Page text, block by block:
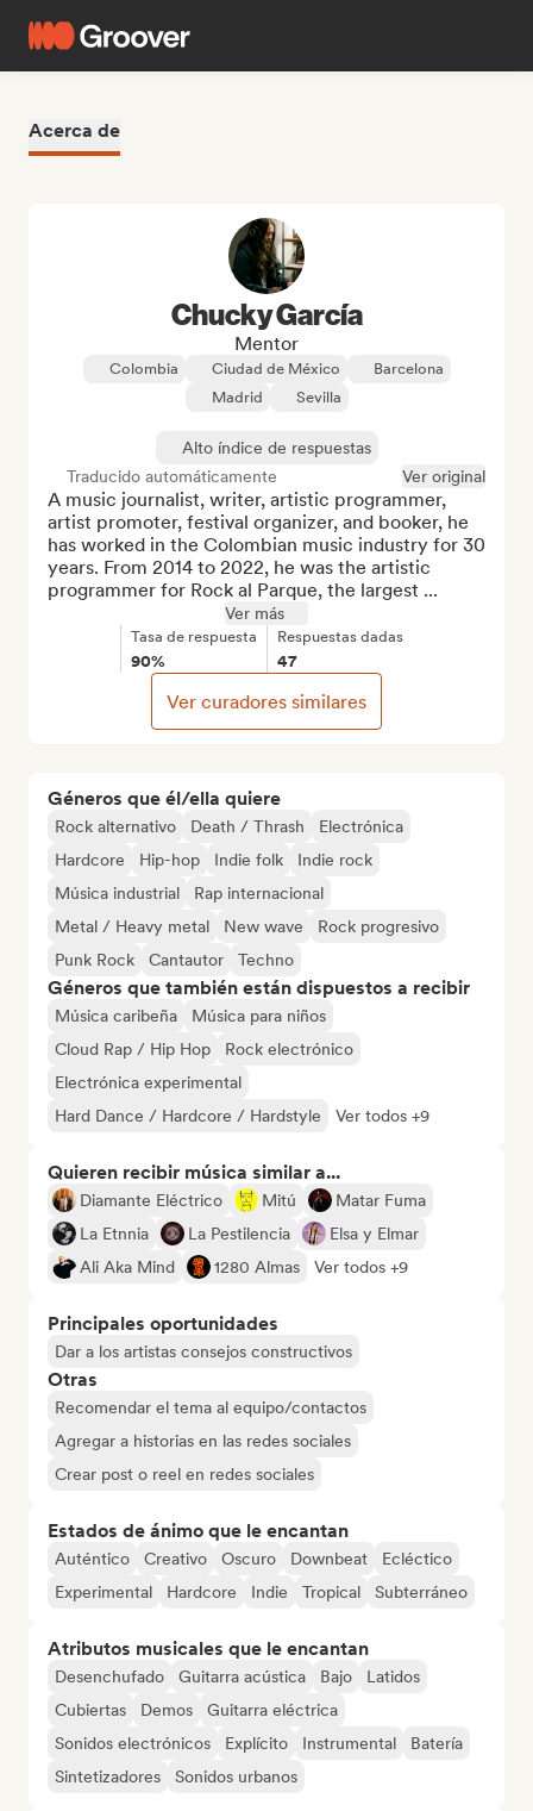
Acerca de
Géneros que él/ella quiere
Rock alternativo Death / Thrash
Electrónica
Hardcore
Hip-hop Indie folk
Indie rock
Música industrial
Rap internacional
Metal / Heavy metal
New wave
Rock progresivo
Punk Rock
Cantautor Techno
Géneros que también están dispuestos a recibir
Música caribeña
Música para niños
Cloud Rap / Hip Hop
Rock electrónico
Electrónica experimental
Hard Dance / Hardcore / Hardstyle
Ver todos +9
Quieren recibir música similar a...
Diamante Eléctrico Mitú
Matar Fuma
La Etnnia
La Pestilencia
Elsa y Elmar
Ali Aka Mind
1280 Almas Ver todos +9
Principales oportunidades
Dar a los artistas consejos constructivos
Otras
Recomendar el tema al equipo/contactos
Agregar a historias en las redes sociales
Crear post o reel en redes sociales
Estados de ánimo que le encantan
Auténtico Creativo Oscuro Downbeat
Ecléctico
Experimental
Hardcore Indie Tropical Subterráneo
Atributos musicales que le encantan
Desenchufado Guitarra acústica Bajo
Latidos
Cubiertas
Demos
Guitarra eléctrica
Sonidos electrónicos
Explícito Instrumental
Batería
Sintetizadores
Sonidos urbanos
Chucky García
Mentor
Colombia Ciudad de México
Barcelona
Madrid
Sevilla
Alto índice de respuestas
Traducido automáticamente
Ver original
A music journalist, writer, artistic programmer,
artist promoter, festival organizer, and booker, he
has worked in the Colombian music industry for 30
years. From 2014 to 2022, he was the artistic
programmer for Rock al Parque, the largest ...
Ver más
Tasa de respuesta
90%
Respuestas dadas
47
Ver curadores similares